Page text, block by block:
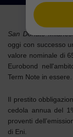
Net Zero
Modello
Energia
Scenari
Collaborazioni
Attività nel
Mobilità
San Donato
oggi con successo
valore nominale di
Eurobond
Term Note in essere.
Il prestito
cedola annua del
proventi
di Eni.